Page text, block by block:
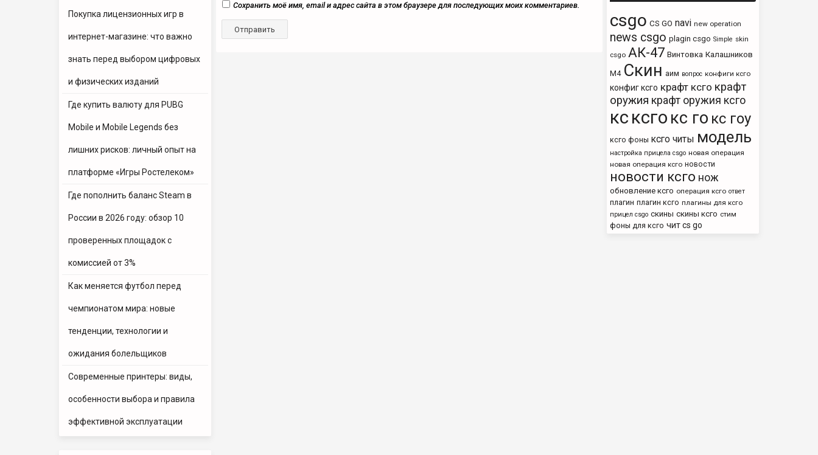
Покупка лицензионных игр в
интернет-магазине: что важно
знать перед выбором цифровых
и физических изданий
Где купить валюту для PUBG
Mobile и Mobile Legends без
лишних рисков: личный опыт на
платформе «Игры Ростелеком»
Где пополнить баланс Steam в
России в 2026 году: обзор 10
проверенных площадок с
комиссией от 3%
Как меняется футбол перед
чемпионатом мира: новые
тенденции, технологии и
ожидания болельщиков
Современные принтеры: виды,
особенности выбора и правила
эффективной эксплуатации
csgo CS GO navi new operation
news csgo plagin csgo Simple skin
csgo АК-47 Винтовка Калашников
М4 Скин аим вопрос конфиги ксго
конфиг ксго крафт ксго крафт
оружия крафт оружия ксго
кс ксго кс го кс гоу
ксго фоны ксго читы модель
настройка прицела csgo новая операция
новая операция ксго новости
новости ксго нож
обновление ксго операция ксго ответ
плагин плагин ксго плагины для ксго
прицел csgo скины скины ксго стим
фоны для ксго чит cs go
Сохранить моё имя, email и адрес сайта в этом браузере для последующих моих комментариев.